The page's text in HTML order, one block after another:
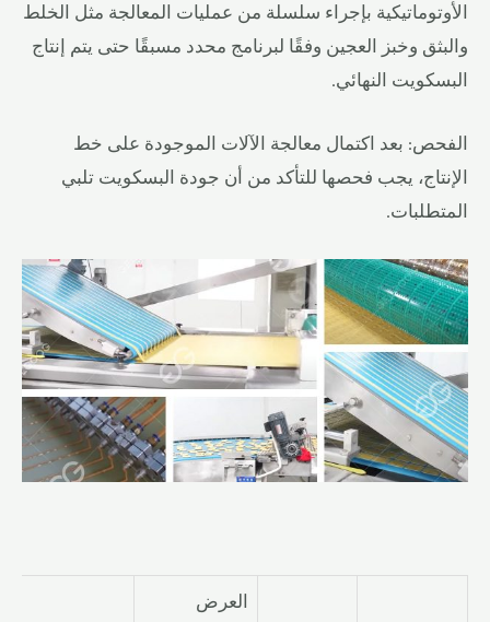
الأوتوماتيكية بإجراء سلسلة من عمليات المعالجة مثل الخلط
والبثق وخبز العجين وفقًا لبرنامج محدد مسبقًا حتى يتم إنتاج
البسكويت النهائي.
الفحص: بعد اكتمال معالجة الآلات الموجودة على خط
الإنتاج، يجب فحصها للتأكد من أن جودة البسكويت تلبي
المتطلبات.
العرض